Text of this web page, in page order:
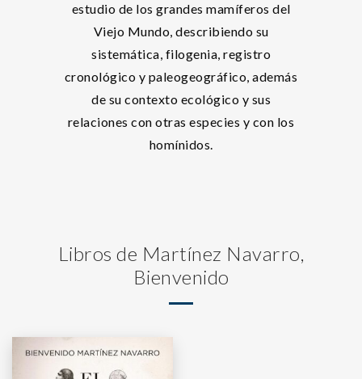
estudio de los grandes mamíferos del
Viejo Mundo, describiendo su
sistemática, filogenia, registro
cronológico y paleogeográfico, además
de su contexto ecológico y sus
relaciones con otras especies y con los
homínidos.
Libros de Martínez Navarro,
Bienvenido